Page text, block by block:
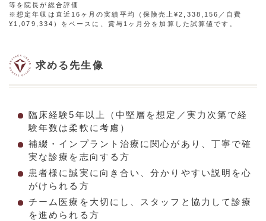
等を院長が総合評価
※想定年収は直近16ヶ月の実績平均（保険売上¥2,338,156／自費
¥1,079,334）をベースに、賞与1ヶ月分を加算した試算値です。
求める先生像
臨床経験5年以上（中堅層を想定／実力次第で経
験年数は柔軟に考慮）
補綴・インプラント治療に関心があり、丁寧で確
実な診療を志向する方
患者様に誠実に向き合い、分かりやすい説明を心
がけられる方
チーム医療を大切にし、スタッフと協力して診療
を進められる方